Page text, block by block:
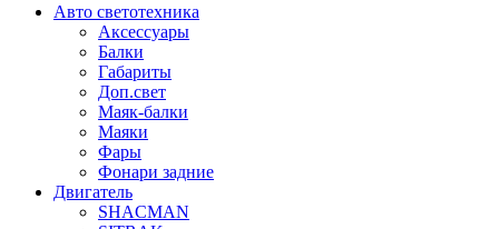
Авто светотехника
Аксессуары
Балки
Габариты
Доп.свет
Маяк-балки
Маяки
Фары
Фонари задние
Двигатель
SHACMAN